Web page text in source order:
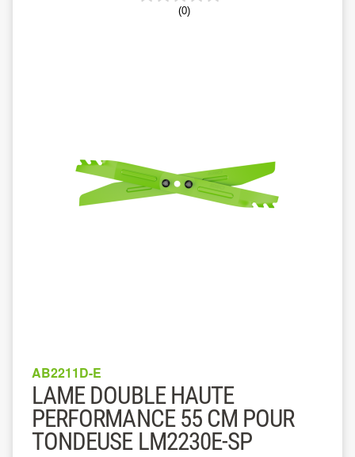
(0)
AB2211D-E
LAME DOUBLE HAUTE
PERFORMANCE 55 CM POUR
TONDEUSE LM2230E-SP